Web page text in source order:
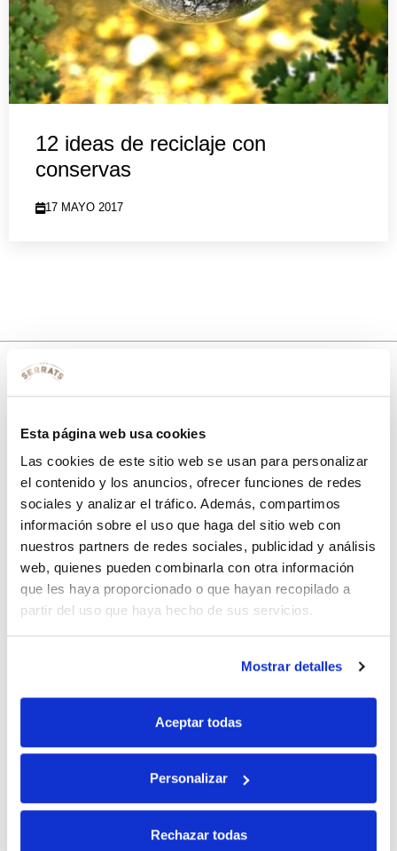
Esta página web usa cookies
Las cookies de este sitio web se usan para personalizar
el contenido y los anuncios, ofrecer funciones de redes
sociales y analizar el tráfico. Además, compartimos
información sobre el uso que haga del sitio web con
nuestros partners de redes sociales, publicidad y análisis
web, quienes pueden combinarla con otra información
que les haya proporcionado o que hayan recopilado a
partir del uso que haya hecho de sus servicios.
Mostrar detalles
Aceptar todas
Personalizar
Rechazar todas
12 ideas de reciclaje con
conservas
17 MAYO 2017
con tu primera compra.
Apúntatea nuestra newsletter para recibir nuestras ofertas
disfruta de
un 10% de descuento en tu primera compra.
Si, he leído y acepto la política de protección de datos.
fines comerciales, legitimación: consentimiento, destinatarios: proveedor de
mensajería online, derechos: Acceder, rectificar y suprimir los datos, así como
otros derechos, como se explica en la información adicional.